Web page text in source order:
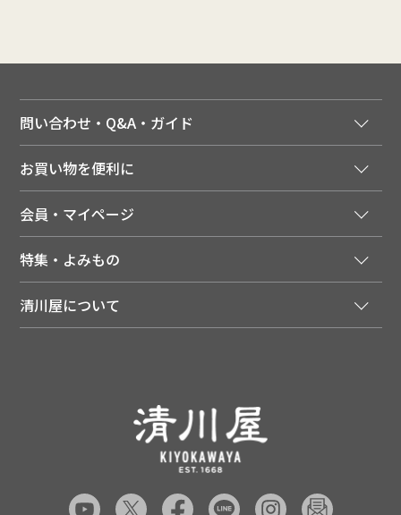
問い合わせ・Q&A・ガイド
ご利用ガイド
領収書について
送料について
配達日について
返品について
よくあるご質問（FAQ）
あんしんの品質保証について（産直品）
品質保証について（通常品）
お買い物を便利に
季節のカタログを無料でお届け
店舗・ECポイント共通アプリ
LINEお友だち登録
会員・マイページ
会員特典について
注文履歴
特集・よみもの
メディア掲載商品
清川屋のレビューを見る
清川屋について